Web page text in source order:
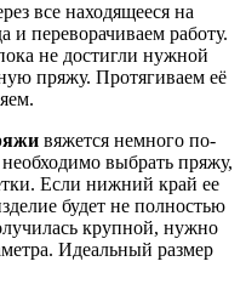
все находящееся на
и переворачиваем работу.
не достигли нужной
пряжу. Протягиваем её
вяжется немного по-
выбрать пряжу,
Если нижний край ее
будет не полностью
крупной, нужно
Идеальный размер